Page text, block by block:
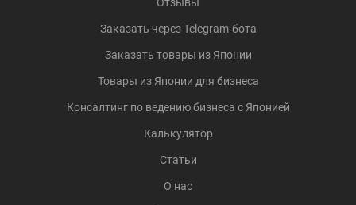
Отзывы
Заказать через Telegram-бота
Заказать товары из Японии
Товары из Японии для бизнеса
Консалтинг по ведению бизнеса с Японией
Калькулятор
Статьи
О нас